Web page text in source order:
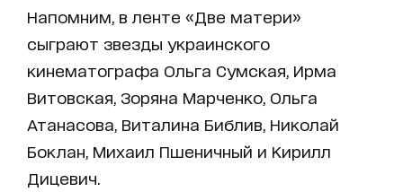
Напомним, в ленте «Две матери»
сыграют звезды украинского
кинематографа Ольга Сумская, Ирма
Витовская, Зоряна Марченко, Ольга
Атанасова, Виталина Библив, Николай
Боклан, Михаил Пшеничный и Кирилл
Дицевич.